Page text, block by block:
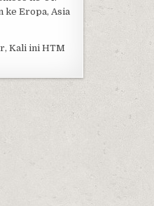
ke Eropa, Asia
Kali ini HTM